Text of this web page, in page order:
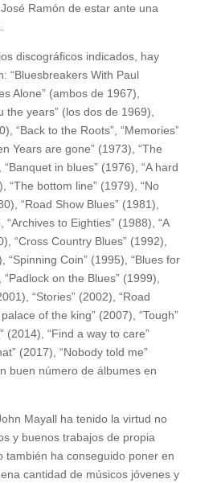
Ramón de estar ante una
discográficos indicados, hay
“Bluesbreakers With Paul
Alone” (ambos de 1967),
the years” (los dos de 1969),
“Back to the Roots”, “Memories”
Years are gone” (1973), “The
in blues” (1976), “A hard
“The bottom line” (1979), “No
“Road Show Blues” (1981),
“Archives to Eighties” (1988), “A
“Cross Country Blues” (1992),
“Spinning Coin” (1995), “Blues for
on the Blues” (1999),
“Stories” (2002), “Road
of the king” (2007), “Tough”
(2014), “Find a way to care”
(2017), “Nobody told me”
buen número de álbumes en
Mayall ha tenido la virtud no
y buenos trabajos de propia
también ha conseguido poner en
cantidad de músicos jóvenes y